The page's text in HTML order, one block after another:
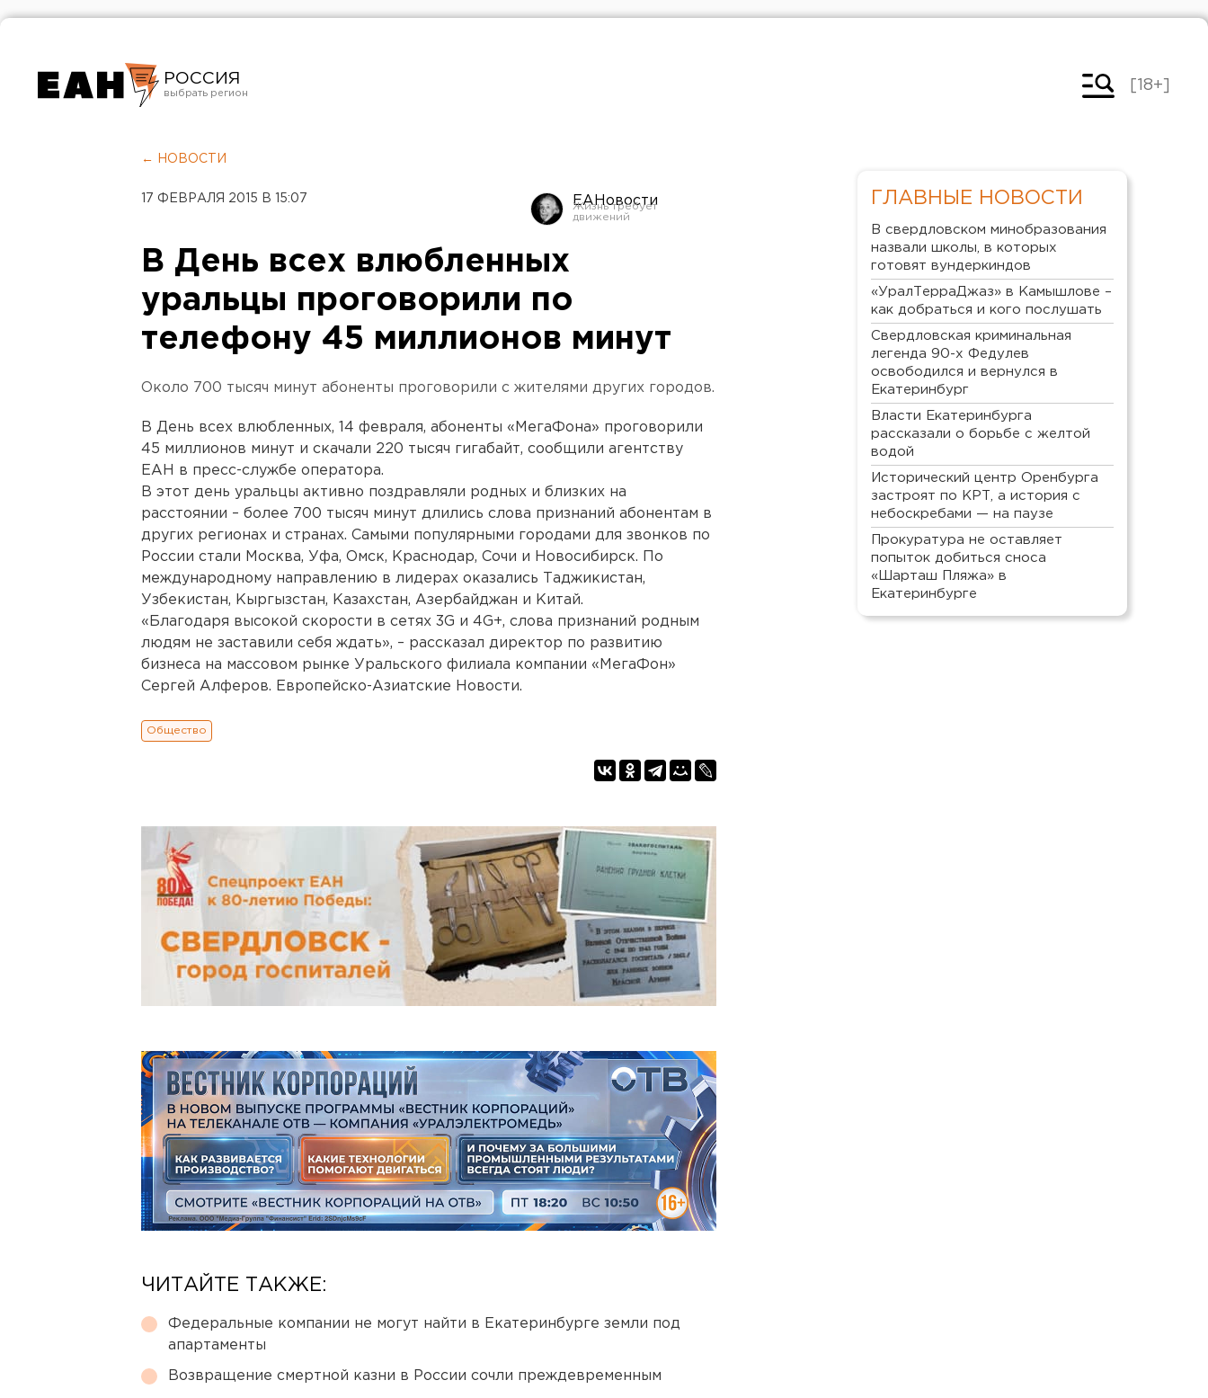
РОССИЯ
Челябинск
[18+]
← НОВОСТИ
17 ФЕВРАЛЯ 2015 В 15:07 ЕАНовости
В День всех влюбленных
уральцы проговорили по
телефону 45 миллионов минут
Около 700 тысяч минут абоненты проговорили с жителями других городов.
В День всех влюбленных, 14 февраля, абоненты «МегаФона» проговорили
45 миллионов минут и скачали 220 тысяч гигабайт, сообщили агентству
ЕАН в пресс-службе оператора.
В этот день уральцы активно поздравляли родных и близких на
расстоянии – более 700 тысяч минут длились слова признаний абонентам в
других регионах и странах. Самыми популярными городами для звонков по
России стали Москва, Уфа, Омск, Краснодар, Сочи и Новосибирск. По
международному направлению в лидерах оказались Таджикистан,
Узбекистан, Кыргызстан, Казахстан, Азербайджан и Китай.
«Благодаря высокой скорости в сетях 3G и 4G+, слова признаний родным
людям не заставили себя ждать», – рассказал директор по развитию
бизнеса на массовом рынке Уральского филиала компании «МегаФон»
Сергей Алферов. Европейско-Азиатские Новости.
Общество
ЧИТАЙТЕ ТАКЖЕ:
Федеральные компании не могут найти в Екатеринбурге земли под
апартаменты
Возвращение смертной казни в России сочли преждевременным
ГЛАВНЫЕ НОВОСТИ
В свердловском минобразования
назвали школы, в которых
готовят вундеркиндов
«УралТерраДжаз» в Камышлове –
как добраться и кого послушать
Свердловская криминальная
легенда 90-х Федулев
освободился и вернулся в
Екатеринбург
Власти Екатеринбурга
рассказали о борьбе с желтой
водой
Исторический центр Оренбурга
застроят по КРТ, а история с
небоскребами — на паузе
Прокуратура не оставляет
попыток добиться сноса
«Шарташ Пляжа» в
Екатеринбурге